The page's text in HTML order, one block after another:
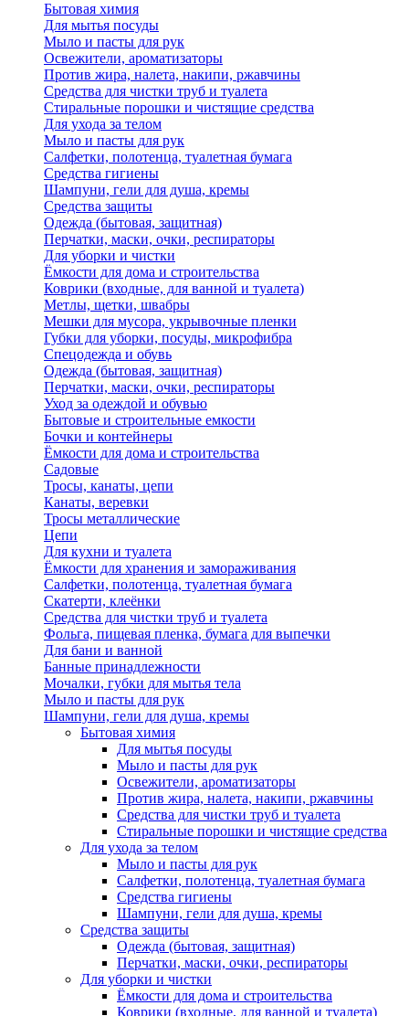
Бытовая химия
Для мытья посуды
Мыло и пасты для рук
Освежители, ароматизаторы
Против жира, налета, накипи, ржавчины
Средства для чистки труб и туалета
Стиральные порошки и чистящие средства
Для ухода за телом
Мыло и пасты для рук
Салфетки, полотенца, туалетная бумага
Средства гигиены
Шампуни, гели для душа, кремы
Средства защиты
Одежда (бытовая, защитная)
Перчатки, маски, очки, респираторы
Для уборки и чистки
Ёмкости для дома и строительства
Коврики (входные, для ванной и туалета)
Метлы, щетки, швабры
Мешки для мусора, укрывочные пленки
Губки для уборки, посуды, микрофибра
Спецодежда и обувь
Одежда (бытовая, защитная)
Перчатки, маски, очки, респираторы
Уход за одеждой и обувью
Бытовые и строительные емкости
Бочки и контейнеры
Ёмкости для дома и строительства
Садовые
Тросы, канаты, цепи
Канаты, веревки
Тросы металлические
Цепи
Для кухни и туалета
Ёмкости для хранения и замораживания
Салфетки, полотенца, туалетная бумага
Скатерти, клеёнки
Средства для чистки труб и туалета
Фольга, пищевая пленка, бумага для выпечки
Для бани и ванной
Банные принадлежности
Мочалки, губки для мытья тела
Мыло и пасты для рук
Шампуни, гели для душа, кремы
Бытовая химия
Для мытья посуды
Мыло и пасты для рук
Освежители, ароматизаторы
Против жира, налета, накипи, ржавчины
Средства для чистки труб и туалета
Стиральные порошки и чистящие средства
Для ухода за телом
Мыло и пасты для рук
Салфетки, полотенца, туалетная бумага
Средства гигиены
Шампуни, гели для душа, кремы
Средства защиты
Одежда (бытовая, защитная)
Перчатки, маски, очки, респираторы
Для уборки и чистки
Ёмкости для дома и строительства
Коврики (входные, для ванной и туалета)